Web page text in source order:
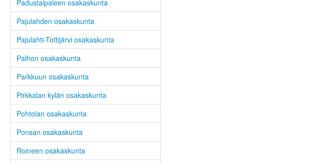
Padustaipaleen osakaskunta
Pajulahden osakaskunta
Pajulahti-Tottijärvi osakaskunta
Palhon osakaskunta
Parkkuun osakaskunta
Pirkkalan kylän osakaskunta
Pohtolan osakaskunta
Ponsan osakaskunta
Roineen osakaskunta